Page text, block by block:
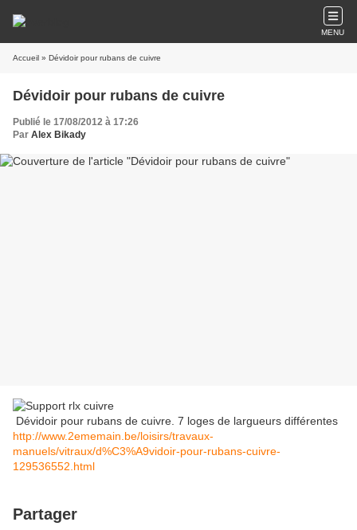
MENU
Accueil » Dévidoir pour rubans de cuivre
Dévidoir pour rubans de cuivre
Publié le 17/08/2012 à 17:26
Par Alex Bikady
Dévidoir pour rubans de cuivre. 7 loges de largueurs différentes
http://www.2ememain.be/loisirs/travaux-
manuels/vitraux/d%C3%A9vidoir-pour-rubans-cuivre-
129536552.html
Partager